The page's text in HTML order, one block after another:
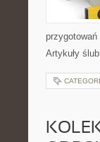
Artykuły